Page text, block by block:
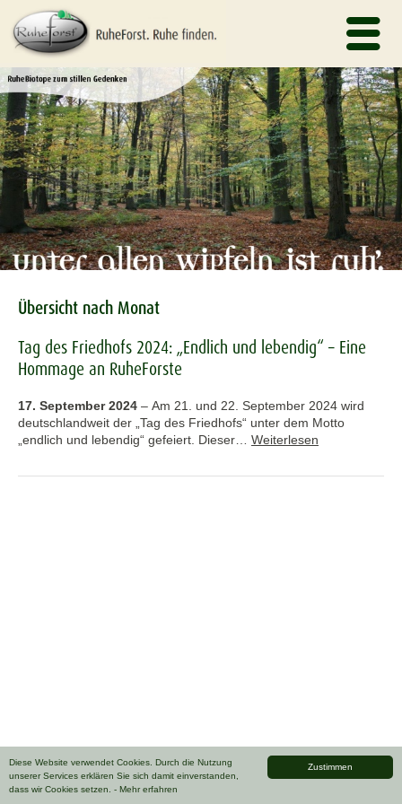
Zustimmen
Diese Website verwendet Cookies. Durch die Nutzung
unserer Services erklären Sie sich damit einverstanden,
dass wir Cookies setzen. - Mehr erfahren
Übersicht nach Monat
Tag des Friedhofs 2024: „Endlich und lebendig“ – Eine
Hommage an RuheForste
17. September 2024 – Am 21. und 22. September 2024 wird
deutschlandweit der „Tag des Friedhofs“ unter dem Motto
„endlich und lebendig“ gefeiert. Dieser… Weiterlesen